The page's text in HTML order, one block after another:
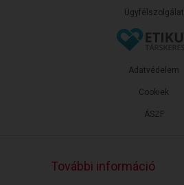
Ügyfélszolgálat
ÁSZF
Adatvédelem
Cookiek
További információ